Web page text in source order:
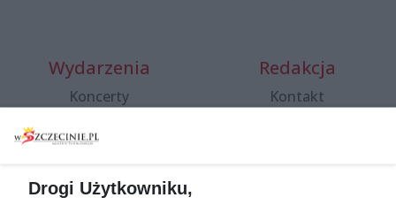
Wydarzenia
Koncerty
Spacery i oprowadzania
targi
Redakcja
Kontakt
Drogi Użytkowniku,